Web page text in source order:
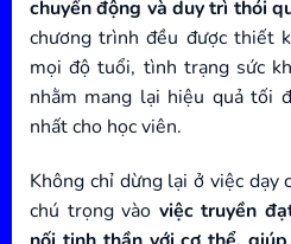
chuyển động và duy trì thói
chương trình đều được thiết
mọi độ tuổi, tình trạng sức
nhằm mang lại hiệu quả tối
nhất cho học viên.
Không chỉ dừng lại ở việc dạy
chú trọng vào việc truyền